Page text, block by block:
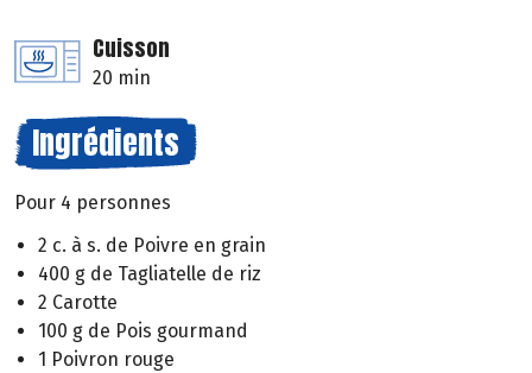
Cuisson
20 min
Ingrédients
Pour 4 personnes
2 c. à s. de Poivre en grain
400 g de Tagliatelle de riz
2 Carotte
100 g de Pois gourmand
1 Poivron rouge